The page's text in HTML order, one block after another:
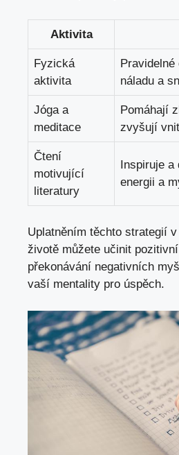
Aktivita
Fyzická
aktivita
náladu a
Jóga a
meditace
Pomáhají
zvyšují
Čtení
motivující
literatury
Inspiruje a
energii a
Uplatněním těchto strategií
životě můžete učinit
překonávání negativních
vaší mentality pro úspěch.